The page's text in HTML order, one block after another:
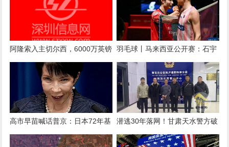
阿隆索入主切尔西，6000万英镑
后卫库库雷利亚被曝“1000%”离
队：新帅首考即至？
羽毛球丨马来西亚公开赛：石宇
奇晋级决赛
高市早苗喊话普京：日本72年基
业，绝不能毁中方手上，想去克
潜逃30年落网！甘肃天水警方破
获一起命案积案